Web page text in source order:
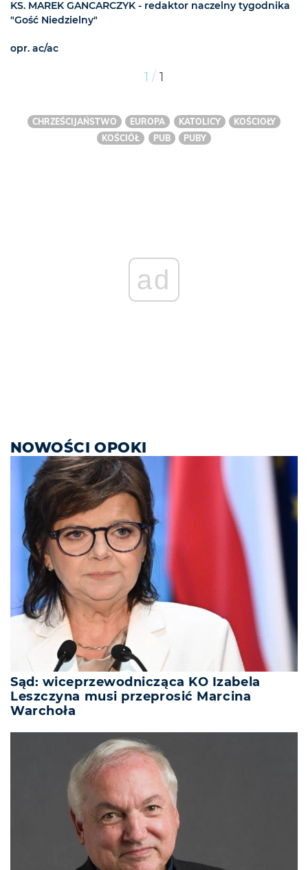
KS. MAREK GANCARCZYK - redaktor naczelny tygodnika
"Gość Niedzielny"
opr. ac/ac
1 / 1
CHRZEŚCIJAŃSTWO EUROPA KATOLICY
KOŚCIOŁY
KOŚCIÓŁ
PUB PUBY
ad
NOWOŚCI OPOKI
Sąd: wiceprzewodnicząca KO Izabela
Leszczyna musi przeprosić Marcina
Warchoła